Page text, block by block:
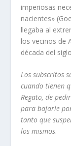
imperiosas
nacientes»
llegaba al
los vecinos de
década del
Los subscritos
cuando tienen
Regato, de
para bajarle
tanto que
los mismos.